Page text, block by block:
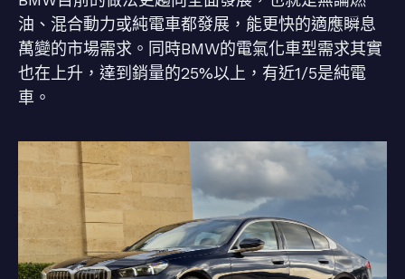
油、混合動力或純電車都發展，能更快的適應瞬息
萬變的市場需求。同時BMW的電氣化車型需求其實
也在上升，達到銷量的25%以上，有近1/5是純電
車。